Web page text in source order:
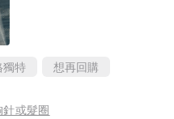
獨特 想再回購
或髮圈